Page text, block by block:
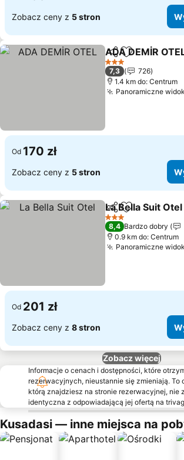
Zobacz ceny z 5 stron
Udostępnij
Dodaj do
ADA DEMİR
3 Kategoria
7,3
726
1.4 km do: Centrum
Panoramiczne
Od 170 zł
Zobacz ceny z 5 stron
Udostępnij
Dodaj do
La Bella Suit Otel
3 Kategoria
8,4 Bardzo dobry
0.9 km do: Centrum
Panoramiczne
Od 201 zł
Zobacz ceny z 8 stron
Zobacz więcej
Informacje o cenach i dostępności, które
rezerwacyjnych, nieustannie się zmieniają. To
którą znajdziesz na stronie rezerwacyjnej, nie
identyczna z odpowiadającą jej ofertą na
Kusadasi — inne miejsca na